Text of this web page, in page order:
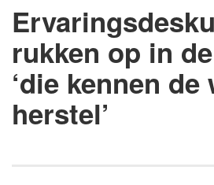
rukken op in
‘die kennen de
herstel’